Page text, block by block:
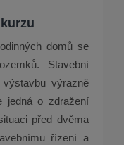
domů se
Stavební
výrazně
jedná o zdražení
před dvěma
řízení a